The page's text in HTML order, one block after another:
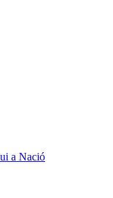
a Nació